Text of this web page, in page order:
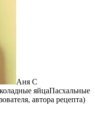
Аня С
Пасхальные
автора рецепта)